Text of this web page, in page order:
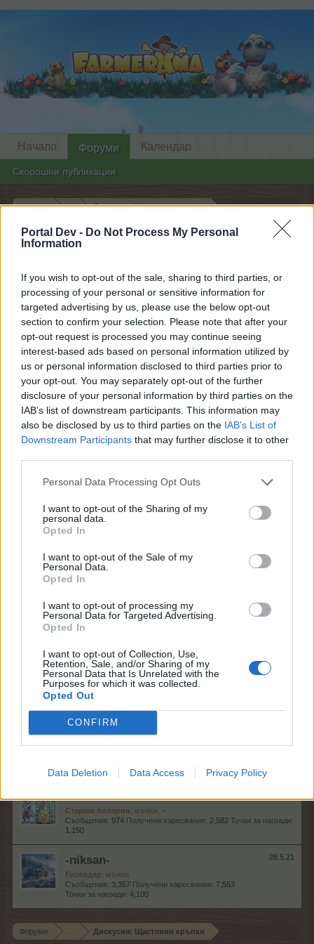
Portal Dev - Do Not Process My Personal
Information
If you wish to opt-out of the sale, sharing to third parties, or
processing of your personal or sensitive information for
targeted advertising by us, please use the below opt-out
section to confirm your selection. Please note that after your
opt-out request is processed you may continue seeing
interest-based ads based on personal information utilized by
us or personal information disclosed to third parties prior to
your opt-out. You may separately opt-out of the further
disclosure of your personal information by third parties on the
IAB’s list of downstream participants. This information may
also be disclosed by us to third parties on the IAB’s List of
Downstream Participants that may further disclose it to other
Personal Data Processing Opt Outs
I want to opt-out of the Sharing of my
personal data.
Opted In
I want to opt-out of the Sale of my
Personal Data.
Opted In
I want to opt-out of processing my
Personal Data for Targeted Advertising.
Opted In
I want to opt-out of Collection, Use,
Retention, Sale, and/or Sharing of my
Personal Data that Is Unrelated with the
Purposes for which it was collected.
Opted Out
CONFIRM
Data Deletion Data Access Privacy Policy
Форуми ... Дискусия: Щастливи кръпки
Членове, харесали съобщение #57
Ако вие искате да се включите активно във
форума и да участвате в дискусиите, или
искате да започнете своя собствена тема,
първо ще трябва да влезете в играта. Моля,
регистрирайте се, ако нямате собствен акаунт.
Ние очакваме с нетърпение следващото ви
посещение във форума!Играйте тук
Тема: Дискусия: Щастливи кръпки
30.5.21
-dd76-
Посланик
Съобщения:
Точки за награди:
28.5.21
shiky
Стажант
Съобщения:
28.5.21
milena7004
Изключителен талант
28.5.21
.TAINNA.
Жива легенда
Точки за награди: 6,000
esz102
70 Получени харесвания:
kakata13
Старши болярин , мъжки, <
Съобщения: 974 Получени харесвания: 2,582 Точки за награди:
1,150
28.5.21
-niksan-
Господар , мъжки
Съобщения: 3,357 Получени харесвания: 7,553
Точки за награди: 4,100
Форуми Дискусия: Щастливи кръпки
Начало Форуми
Скорошни публикации
Календар